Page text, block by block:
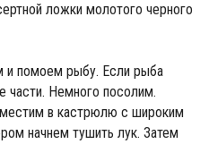
ложки молотого черного
и помоем рыбу. Если рыба
части. Немного посолим.
в кастрюлю с широким
начнем тушить лук. Затем